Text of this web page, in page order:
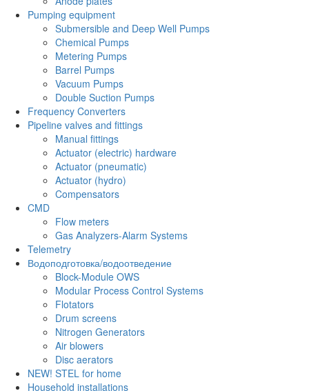
Pumping equipment
Submersible and Deep Well Pumps
Chemical Pumps
Metering Pumps
Barrel Pumps
Vacuum Pumps
Double Suction Pumps
Frequency Converters
Pipeline valves and fittings
Manual fittings
Actuator (electric) hardware
Actuator (pneumatic)
Actuator (hydro)
Compensators
CMD
Flow meters
Gas Analyzers-Alarm Systems
Telemetry
Водоподготовка/водоотведение
Block-Module OWS
Modular Process Control Systems
Flotators
Drum screens
Nitrogen Generators
Air blowers
Disc aerators
NEW! STEL for home
Household installations